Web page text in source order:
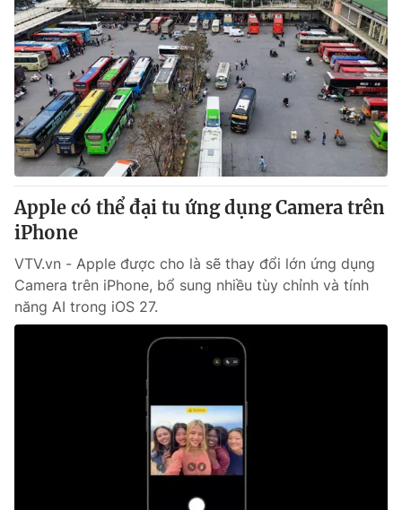
VTV Money VTV Thể thao
VTV Sức khoẻ Bất động sản
Thị trường 24h Tấm lòng Việt
VTV4 Vươn mình bằng AI
VTV9 VTV8
Liên hệ tòa soạn English
Đài Truyền hình Việt Nam
Thời báo VTV
Apple có thể đại tu ứng dụng Camera trên
iPhone
VTV.vn - Apple được cho là sẽ thay đổi lớn ứng dụng
Camera trên iPhone, bổ sung nhiều tùy chỉnh và tính
năng AI trong iOS 27.